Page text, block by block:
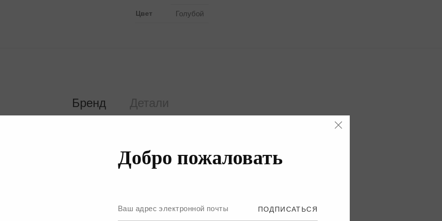
Добро пожаловать
ПОДПИСАТЬСЯ
Цвет Голубой
Бренд Детали